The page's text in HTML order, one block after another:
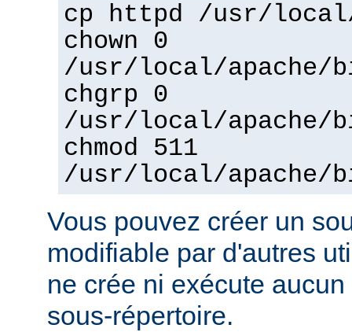
cp httpd /usr/
chown 0
/usr/local/apache/
chgrp 0
/usr/local/apache/
chmod 511
/usr/local/apache/
Vous pouvez créer un
modifiable par d'autres
ne crée ni exécute
sous-répertoire.